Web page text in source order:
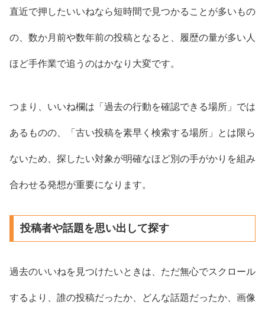
直近で押したいいねなら短時間で見つかることが多いもの
の、数か月前や数年前の投稿となると、履歴の量が多い人
ほど手作業で追うのはかなり大変です。
つまり、いいね欄は「過去の行動を確認できる場所」では
あるものの、「古い投稿を素早く検索する場所」とは限ら
ないため、探したい対象が明確なほど別の手がかりを組み
合わせる発想が重要になります。
投稿者や話題を思い出して探す
過去のいいねを見つけたいときは、ただ無心でスクロール
するより、誰の投稿だったか、どんな話題だったか、画像